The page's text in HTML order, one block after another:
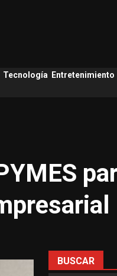
Tecnología
Entretenimiento
BUSCAR